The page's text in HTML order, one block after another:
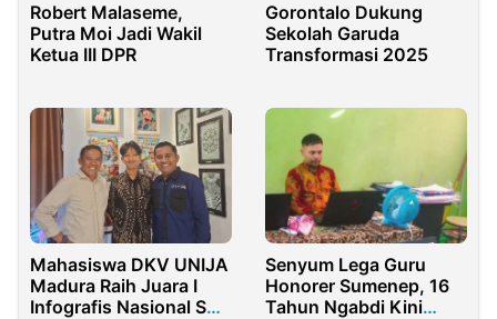
Robert Malaseme,
Putra Moi Jadi Wakil
Ketua III DPR
Gorontalo Dukung
Sekolah Garuda
Transformasi 2025
Mahasiswa DKV UNIJA
Madura Raih Juara I
Infografis Nasional SKK
Senyum Lega Guru
Honorer Sumenep, 16
Tahun Ngabdi Kini